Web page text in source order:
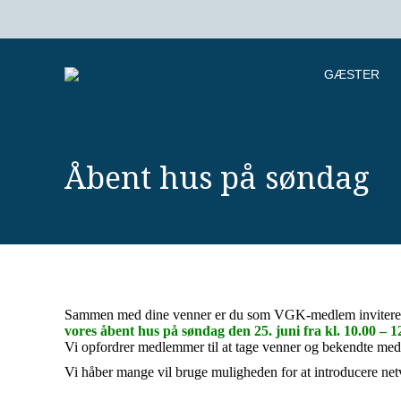
GÆSTER
Åbent hus på søndag
Sammen med dine venner er du som VGK-medlem
vores åbent hus på søndag den 25. juni fra kl. 10.00 –
Vi opfordrer medlemmer til at tage venner og bekendte
Vi håber mange vil bruge muligheden for at introducere